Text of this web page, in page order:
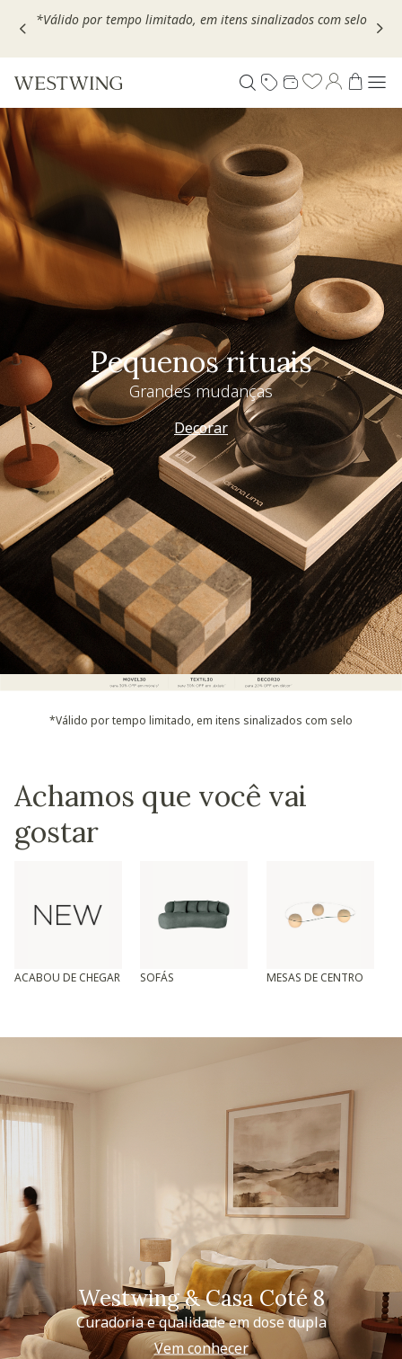
Escolha seu VOUCHER e ganhe até 30% OFF*: useMOVEL30,
Pequenos rituais
Grandes mudanças
Decorar
*Válido por tempo limitado, em itens sinalizados com selo
Achamos que você vai
gostar
ACABOU DE CHEGAR SOFÁS MESAS DE CENTRO
Westwing & Casa Coté 8
Curadoria e qualidade em dose dupla
Vem conhecer